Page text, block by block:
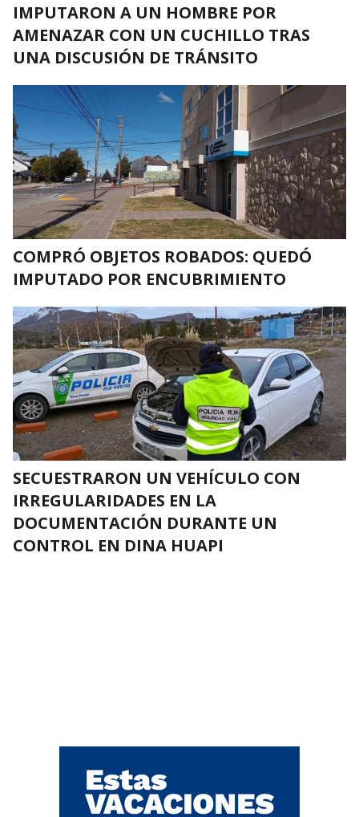
IMPUTARON A UN HOMBRE POR
AMENAZAR CON UN CUCHILLO TRAS
UNA DISCUSIÓN DE TRÁNSITO
COMPRÓ OBJETOS ROBADOS: QUEDÓ
IMPUTADO POR ENCUBRIMIENTO
SECUESTRARON UN VEHÍCULO CON
IRREGULARIDADES EN LA
DOCUMENTACIÓN DURANTE UN
CONTROL EN DINA HUAPI